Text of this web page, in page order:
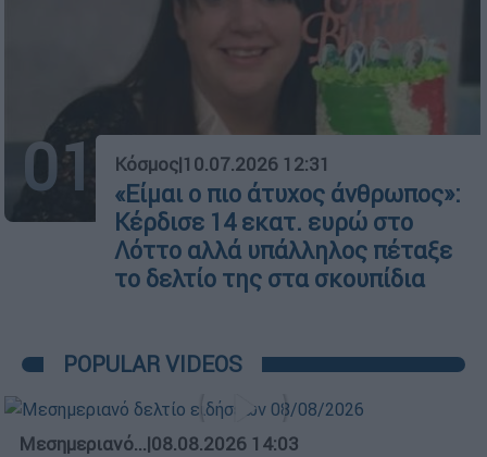
01 Κόσμος|10.07.2026 12:31
«Είμαι ο πιο άτυχος άνθρωπος»:
Κέρδισε 14 εκατ. ευρώ στο
Λόττο αλλά υπάλληλος πέταξε
το δελτίο της στα σκουπίδια
POPULAR VIDEOS
Μεσημεριανό...|08.08.2026 14:03